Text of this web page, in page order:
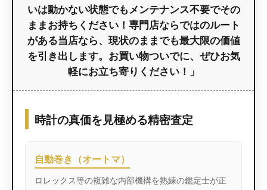
いは動かない状態でもメンテナンス不要でその
ままお持ちください！専門店ならではのルート
がある当店なら、現状のままでも最大限の価値
を引き出します。お買い物ついでに、ぜひお気
軽にお立ち寄りください！」
時計の真価を見極める精密査定
自動巻き（オートマ）
ロレックス等の複雑な内部機構を熟練の鑑定士が正